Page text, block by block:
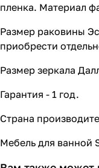
пленка. Материал
Размер раковины
приобрести
Размер зеркала
Гарантия - 1 год.
Страна
Мебель для ванной